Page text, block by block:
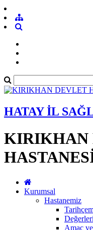
HATAY İL
KIRIKHAN
Kurumsal
Hastanemiz
Amaç